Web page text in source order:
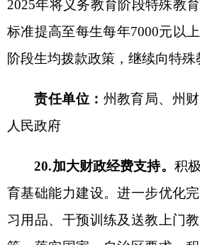
五、组织实施
（九）加强组织领导。加强党对
位，坚持人民立场，将办好特殊教育
日程，结合国家和自治区特殊教育提升
点扶持，统筹安排资金，有效配置资
目标任务落到实处。
（十）健全工作机制。完善多方